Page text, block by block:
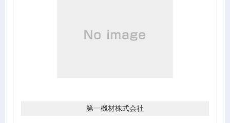
第一機材株式会社